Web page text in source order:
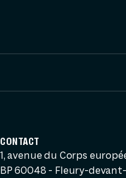
CONTACT
1, avenue du Corps
BP 60048 - Fleury-